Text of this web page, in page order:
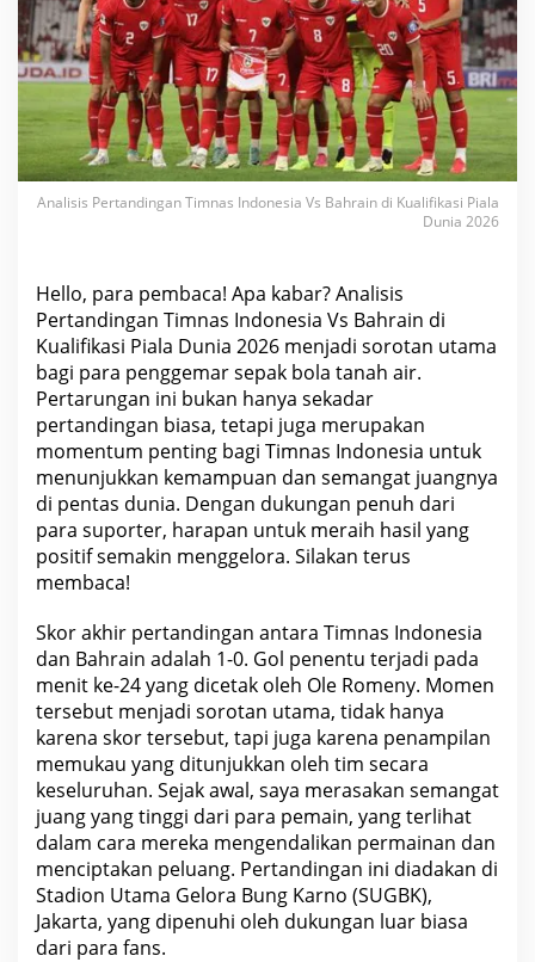
i
m
n
a
s
I
n
d
o
n
e
i
a
r
a
i
n
d
i
K
u
a
l
f
i
k
a
s
i
i
a
l
a
D
u
n
i
a
2
0
2
6
Analisis Pertandingan Timnas Indonesia Vs Bahrain di Kualifikasi Piala
Dunia 2026
Hello, para pembaca! Apa kabar? Analisis
Pertandingan Timnas Indonesia Vs Bahrain di
Kualifikasi Piala Dunia 2026 menjadi sorotan utama
bagi para penggemar sepak bola tanah air.
Pertarungan ini bukan hanya sekadar
pertandingan biasa, tetapi juga merupakan
momentum penting bagi Timnas Indonesia untuk
menunjukkan kemampuan dan semangat juangnya
di pentas dunia. Dengan dukungan penuh dari
para suporter, harapan untuk meraih hasil yang
positif semakin menggelora. Silakan terus
membaca!
Skor akhir pertandingan antara Timnas Indonesia
dan Bahrain adalah 1-0. Gol penentu terjadi pada
menit ke-24 yang dicetak oleh Ole Romeny. Momen
tersebut menjadi sorotan utama, tidak hanya
karena skor tersebut, tapi juga karena penampilan
memukau yang ditunjukkan oleh tim secara
keseluruhan. Sejak awal, saya merasakan semangat
juang yang tinggi dari para pemain, yang terlihat
dalam cara mereka mengendalikan permainan dan
menciptakan peluang. Pertandingan ini diadakan di
Stadion Utama Gelora Bung Karno (SUGBK),
Jakarta, yang dipenuhi oleh dukungan luar biasa
dari para fans.